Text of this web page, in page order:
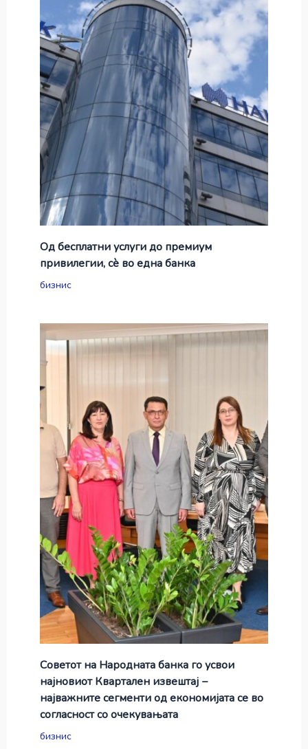
Од бесплатни услуги до премиум
привилегии, сè во една банка
бизнис
Советот на Народната банка го усвои
најновиот Квартален извештај −
најважните сегменти од економијата се во
согласност со очекувањата
бизнис